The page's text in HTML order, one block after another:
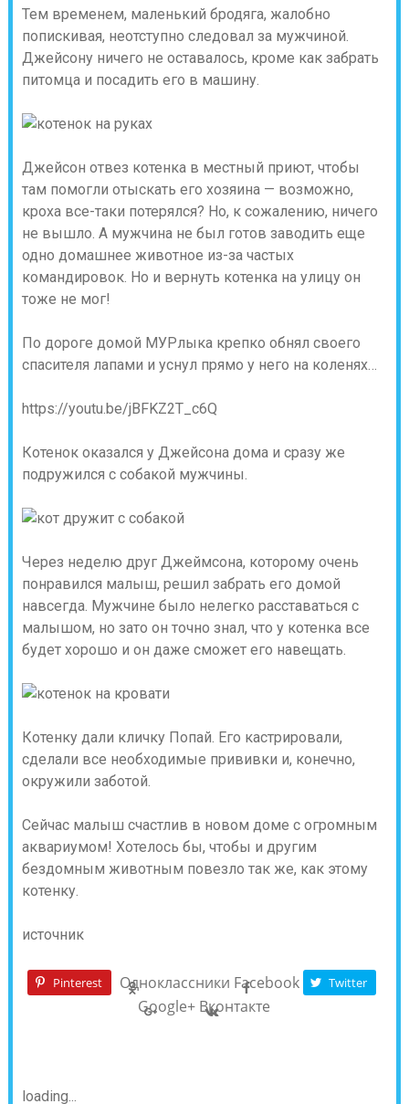
Тем временем, маленький бродяга, жалобно
попискивая, неотступно следовал за мужчиной.
Джейсону ничего не оставалось, кроме как забрать
питомца и посадить его в машину.
Джейсон отвез котенка в местный приют, чтобы
там помогли отыскать его хозяина — возможно,
кроха все-таки потерялся? Но, к сожалению, ничего
не вышло. А мужчина не был готов заводить еще
одно домашнее животное из-за частых
командировок. Но и вернуть котенка на улицу он
тоже не мог!
По дороге домой МУРлыка крепко обнял своего
спасителя лапами и уснул прямо у него на коленях…
https://youtu.be/jBFKZ2T_c6Q
Котенок оказался у Джейсона дома и сразу же
подружился с собакой мужчины.
Через неделю друг Джеймсона, которому очень
понравился малыш, решил забрать его домой
навсегда. Мужчине было нелегко расставаться с
малышом, но зато он точно знал, что у котенка все
будет хорошо и он даже сможет его навещать.
Котенку дали кличку Попай. Его кастрировали,
сделали все необходимые прививки и, конечно,
окружили заботой.
Сейчас малыш счастлив в новом доме с огромным
аквариумом! Хотелось бы, чтобы и другим
бездомным животным повезло так же, как этому
котенку.
источник
Pinterest Одноклассники Facebook Twitter
Google+ Вконтакте
loading...